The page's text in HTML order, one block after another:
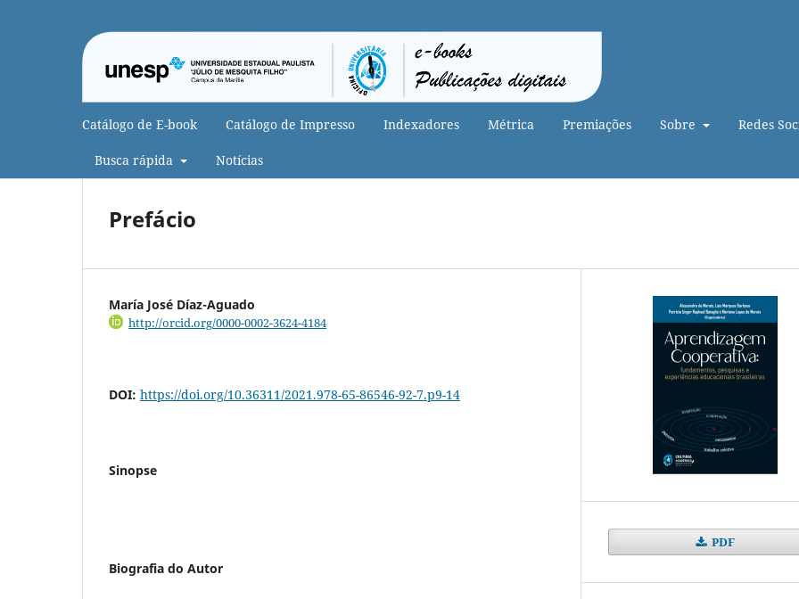
Catálogo de E-book Catálogo de Impresso Indexadores Métrica Premiações Sobre Redes
Busca rápida Notícias
Prefácio
María José Díaz-Aguado
http://orcid.org/0000-0002-3624-4184
DOI: https://doi.org/10.36311/2021.978-65-86546-92-7.p9-14
Sinopse
Biografia do Autor
PDF